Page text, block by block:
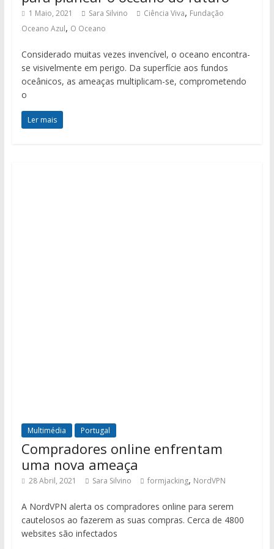
1 Maio, 2021 Sara Silvino Ciência Viva, Fundação
Oceano Azul, O Oceano
Considerado muitas vezes invencível, o oceano encontra-
se visivelmente em perigo. Da superfície aos fundos
oceânicos, as ameaças multiplicam-se, comprometendo
o
Ler mais
Multimédia Portugal
Compradores online enfrentam
uma nova ameaça
28 Abril, 2021 Sara Silvino formjacking, NordVPN
A NordVPN alerta os compradores online para serem
cautelosos ao fazerem as suas compras. Cerca de 4800
websites são infectados